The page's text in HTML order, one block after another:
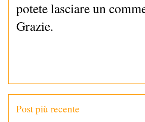
potete lasciare un
Grazie.
Post più recente